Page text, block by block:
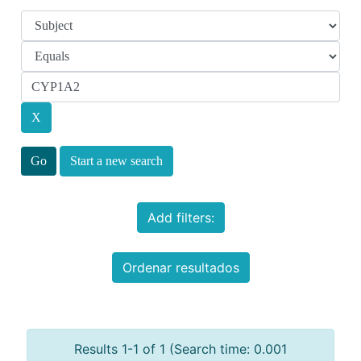
Start a new search
Add filters:
Ordenar resultados
Results 1-1 of 1 (Search time: 0.001